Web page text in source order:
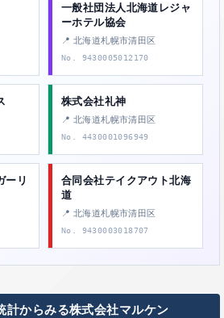
一般社団法人北海道レジャ
ーホテル協会
📍 北海道札幌市清田区
No. 9430005012170
株式会社礼神
📍 北海道札幌市清田区
No. 4430001096949
ーリ
合同会社テイクアウト北海
道
📍 北海道札幌市清田区
No. 9430003018707
計からみる株式会社マルケン